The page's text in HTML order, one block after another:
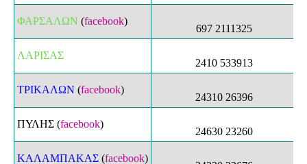
ΦΑΡΣΑΛΩΝ (facebook)
697 2111325
ΛΑΡΙΣΑΣ
2410 533913
ΤΡΙΚΑΛΩΝ (facebook)
24310 26396
ΠΥΛΗΣ (facebook)
24630 23260
ΚΑΛΑΜΠΑΚΑΣ (facebook)